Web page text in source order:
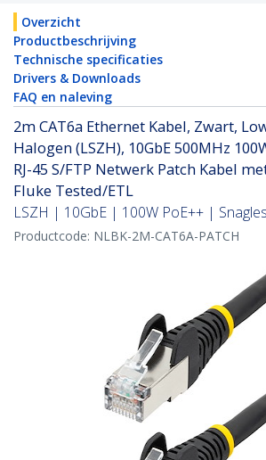
Overzicht
Productbeschrijving
Technische specificaties
Drivers & Downloads
FAQ en naleving
2m CAT6a Ethernet Kabel, Zwart,
Halogen (LSZH), 10GbE 500MHz
RJ-45 S/FTP Netwerk Patch Kabel
Fluke Tested/ETL
LSZH | 10GbE | 100W PoE++ |
Productcode: NLBK-2M-CAT6A-PATCH